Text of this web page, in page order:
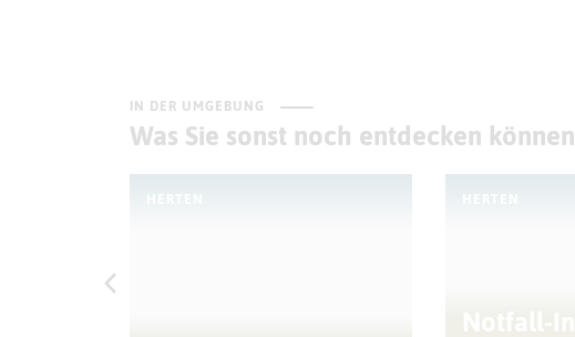
IN DER UMGEBUNG
Was Sie sonst noch entdecken können